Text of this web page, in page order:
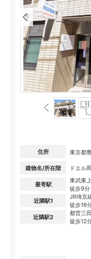
住所 東京都
建物名/所在階 ドエル
最寄駅
東武東
徒歩9分
近隣駅1
JR埼京
徒歩16
近隣駅2
都営三
徒歩12